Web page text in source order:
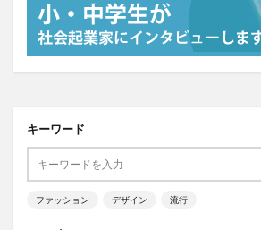
キーワード
ファッション デザイン 流行